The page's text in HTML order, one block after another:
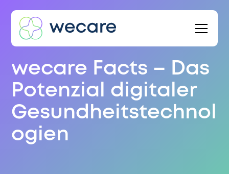
wecare Facts – Das
Potenzial digitaler
Gesundheitstechnol
ogien